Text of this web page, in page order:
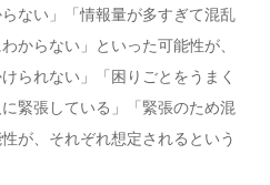
ない」「情報量が多すぎて混乱
からない」といった可能性が、
られない」「困りごとをうまく
緊張している」「緊張のため混
が、それぞれ想定されるという